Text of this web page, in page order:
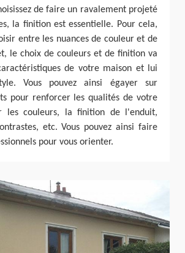
de faire un ravalement projeté
la finition est essentielle. Pour cela,
entre les nuances de couleur et de
le choix de couleurs et de finition va
de votre maison et lui
Vous pouvez ainsi égayer sur
pour renforcer les qualités de votre
les couleurs, la finition de l'enduit,
etc. Vous pouvez ainsi faire
pour vous orienter.